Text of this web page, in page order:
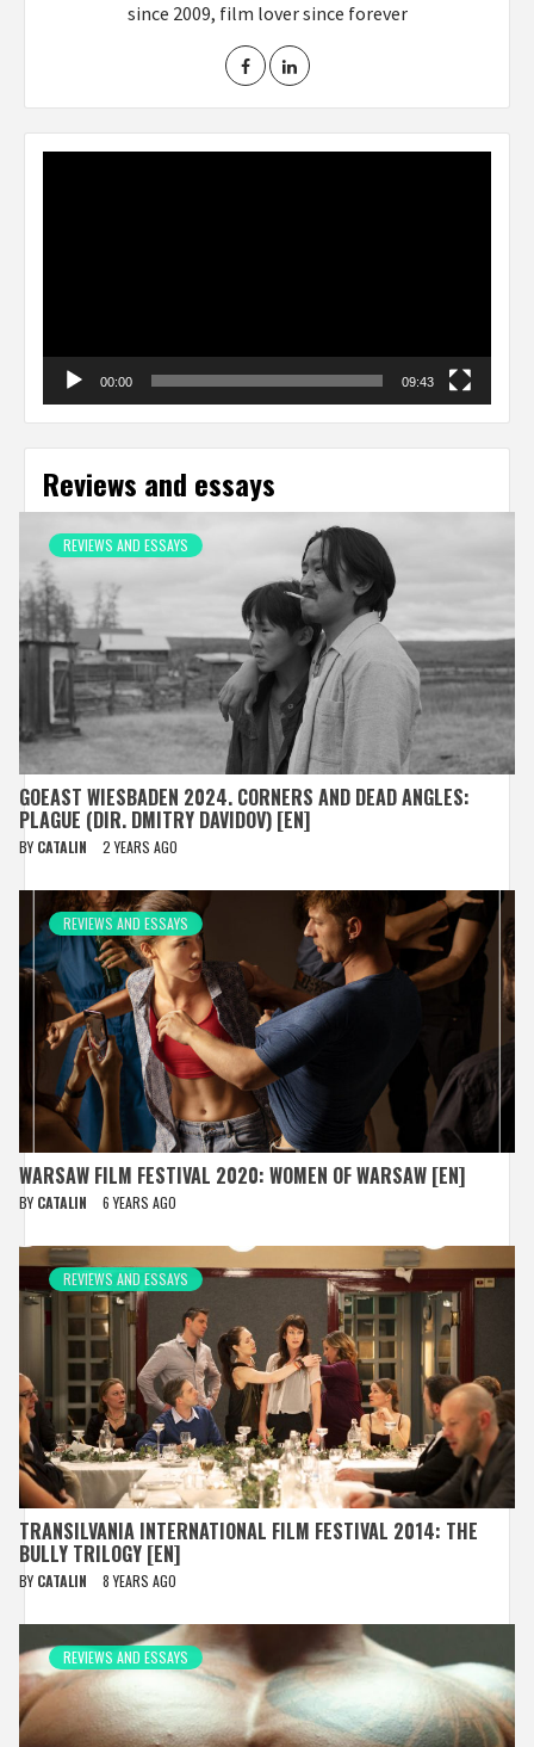
since 2009, film lover since forever
00:00 09:43
Reviews and essays
REVIEWS AND ESSAYS
GOEAST WIESBADEN 2024. CORNERS AND DEAD ANGLES:
PLAGUE (DIR. DMITRY DAVIDOV) [EN]
BY CATALIN 2 YEARS AGO
REVIEWS AND ESSAYS
WARSAW FILM FESTIVAL 2020: WOMEN OF WARSAW [EN]
BY CATALIN 6 YEARS AGO
REVIEWS AND ESSAYS
TRANSILVANIA INTERNATIONAL FILM FESTIVAL 2014: THE
BULLY TRILOGY [EN]
BY CATALIN 8 YEARS AGO
REVIEWS AND ESSAYS